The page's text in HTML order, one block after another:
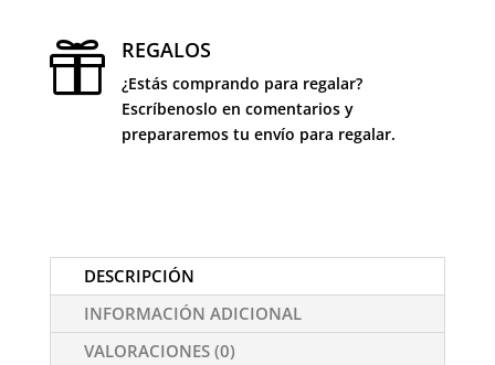
 REGALOS
¿Estás comprando para regalar?
Escríbenoslo en comentarios y
prepararemos tu envío para regalar.
DESCRIPCIÓN
INFORMACIÓN ADICIONAL
VALORACIONES (0)